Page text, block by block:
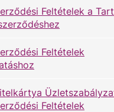
Feltételek a
Feltételek
Feltételek